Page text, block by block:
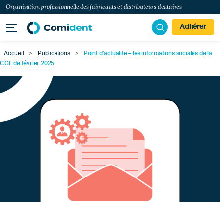
Organisation professionnelle des fabricants et distributeurs dentaires
Adhérer
Accueil > Publications >
Point d’actualité – les informations sociales de la
CGF de février 2025